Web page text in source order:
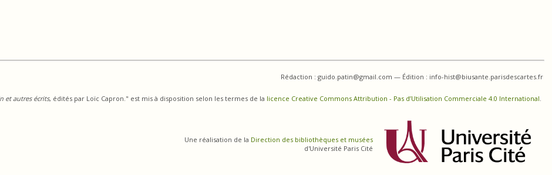
Rédaction : guido.patin@gmail.com — Édition : info-hist@biusante.parisdescartes.fr
et autres écrits, édités par Loïc Capron." est mis à disposition selon les termes de la licence Creative Commons Attribution - Pas d’Utilisation Commerciale 4.0 International.
Une réalisation de la Direction des bibliothèques et musées
d'Université Paris Cité